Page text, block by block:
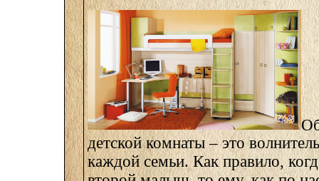
детской комнаты – это
каждой семьи. Как правило,